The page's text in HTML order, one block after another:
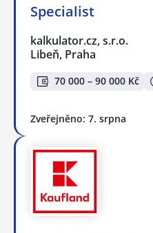
Specialist
kalkulator.cz, s.r.o.
Libeň, Praha
70 000 – 90 000 Kč
Zveřejněno: 7. srpna